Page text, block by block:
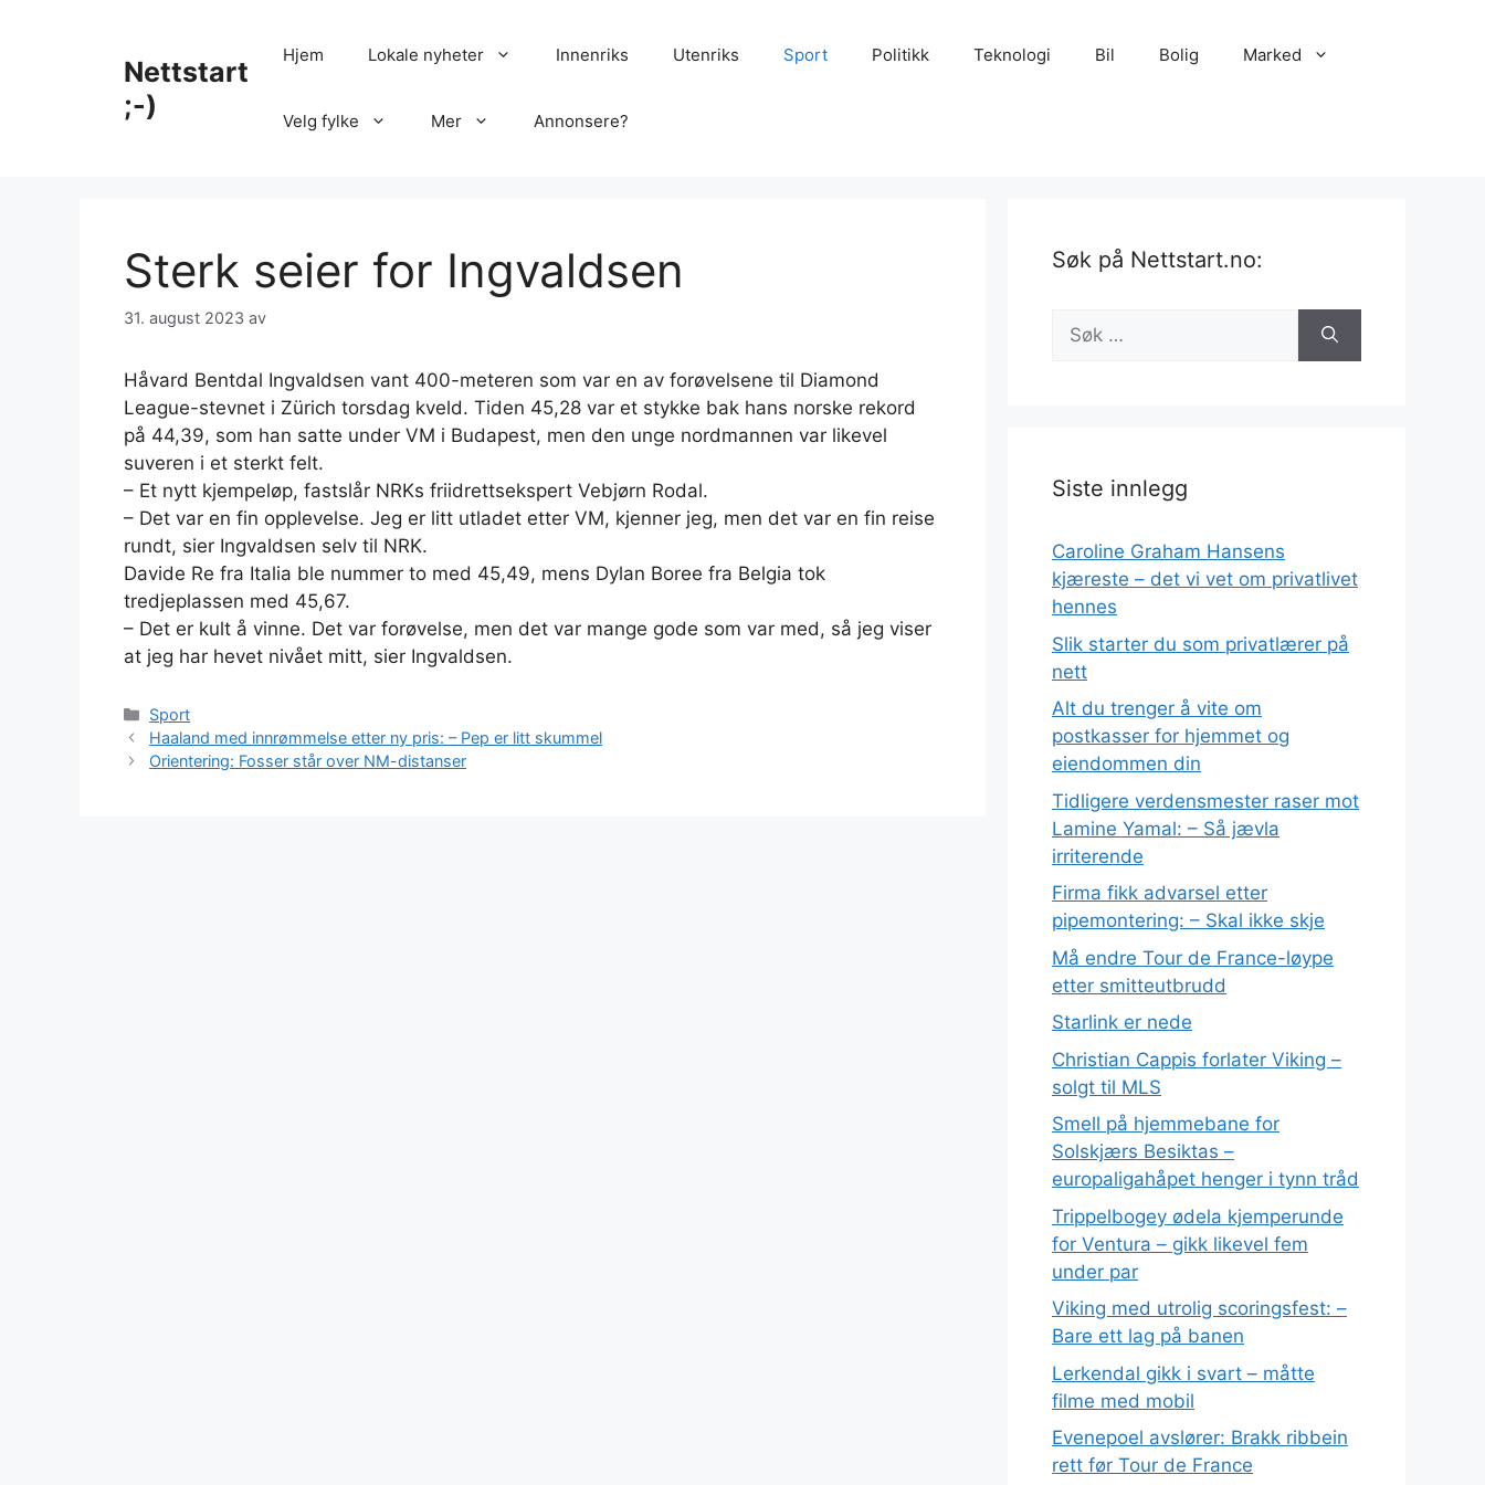
Nettstart
;-)
Hjem Lokale nyheter Innenriks Utenriks Sport Politikk Teknologi Bil Bolig Marked
Velg fylke Mer Annonsere?
Sterk seier for Ingvaldsen
31. august 2023 av
Håvard Bentdal Ingvaldsen vant 400-meteren som var en av forøvelsene til Diamond
League-stevnet i Zürich torsdag kveld. Tiden 45,28 var et stykke bak hans norske rekord
på 44,39, som han satte under VM i Budapest, men den unge nordmannen var likevel
suveren i et sterkt felt.
– Et nytt kjempeløp, fastslår NRKs friidrettsekspert Vebjørn Rodal.
– Det var en fin opplevelse. Jeg er litt utladet etter VM, kjenner jeg, men det var en fin reise
rundt, sier Ingvaldsen selv til NRK.
Davide Re fra Italia ble nummer to med 45,49, mens Dylan Boree fra Belgia tok
tredjeplassen med 45,67.
– Det er kult å vinne. Det var forøvelse, men det var mange gode som var med, så jeg viser
at jeg har hevet nivået mitt, sier Ingvaldsen.
Kategorier
Sport
Haaland med innrømmelse etter ny pris: – Pep er litt skummel
Orientering: Fosser står over NM-distanser
Søk på Nettstart.no:
Søk
etter:
Siste innlegg
Caroline Graham Hansens
kjæreste – det vi vet om privatlivet
hennes
Slik starter du som privatlærer på
nett
Alt du trenger å vite om
postkasser for hjemmet og
eiendommen din
Tidligere verdensmester raser mot
Lamine Yamal: – Så jævla
irriterende
Firma fikk advarsel etter
pipemontering: – Skal ikke skje
Må endre Tour de France-løype
etter smitteutbrudd
Starlink er nede
Christian Cappis forlater Viking –
solgt til MLS
Smell på hjemmebane for
Solskjærs Besiktas –
europaligahåpet henger i tynn tråd
Trippelbogey ødela kjemperunde
for Ventura – gikk likevel fem
under par
Viking med utrolig scoringsfest: –
Bare ett lag på banen
Lerkendal gikk i svart – måtte
filme med mobil
Evenepoel avslører: Brakk ribbein
rett før Tour de France